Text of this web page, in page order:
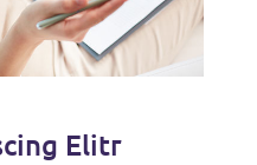
Elitr